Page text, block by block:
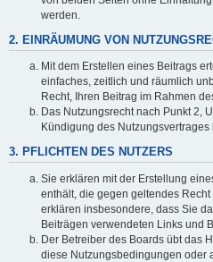
werden.
2. EINRÄUMUNG VON
Mit dem Erstellen eines Beitrags
einfaches, zeitlich und räumlich
Recht, Ihren Beitrag im Rahmen
Das Nutzungsrecht nach Punkt 2,
Kündigung des Nutzungsvertrages
3. PFLICHTEN DES NUTZERS
Sie erklären mit der Erstellung
enthält, die gegen geltendes
erklären insbesondere, dass Sie
Beiträgen verwendeten Links und
Der Betreiber des Boards übt das
diese Nutzungsbedingungen oder